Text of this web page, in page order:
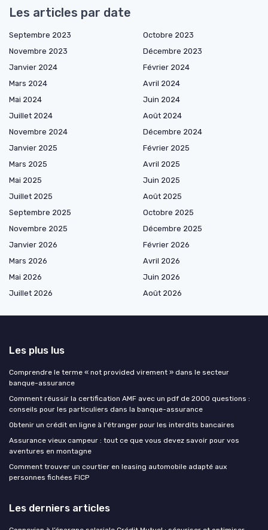
Les articles par date
Septembre 2023
Octobre 2023
Novembre 2023
Décembre 2023
Janvier 2024
Février 2024
Mars 2024
Avril 2024
Mai 2024
Juin 2024
Juillet 2024
Août 2024
Novembre 2024
Décembre 2024
Janvier 2025
Février 2025
Mars 2025
Avril 2025
Mai 2025
Juin 2025
Juillet 2025
Août 2025
Septembre 2025
Octobre 2025
Novembre 2025
Décembre 2025
Janvier 2026
Février 2026
Mars 2026
Avril 2026
Mai 2026
Juin 2026
Juillet 2026
Août 2026
Les plus lus
Comprendre le terme « not provided virement » dans le secteur
banque-assurance
Comment réussir la certification AMF avec un pdf de 2000 questions :
conseils pour les particuliers dans la banque-assurance
Obtenir un crédit en ligne à l'étranger pour les interdits bancaires
Assurance vieux campeur : tout ce que vous devez savoir pour vos
aventures en montagne
Comment trouver un courtier en leasing automobile adapté aux
personnes fichées FICP
Les derniers articles